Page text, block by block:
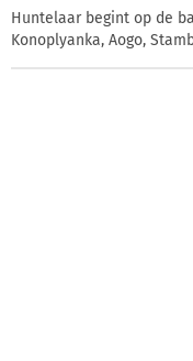
Huntelaar begint op de
Konoplyanka, Aogo,